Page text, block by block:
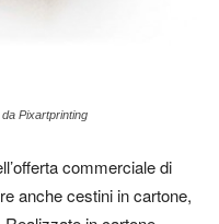
Pixartprinting
commerciale di
anche cestini in cartone,